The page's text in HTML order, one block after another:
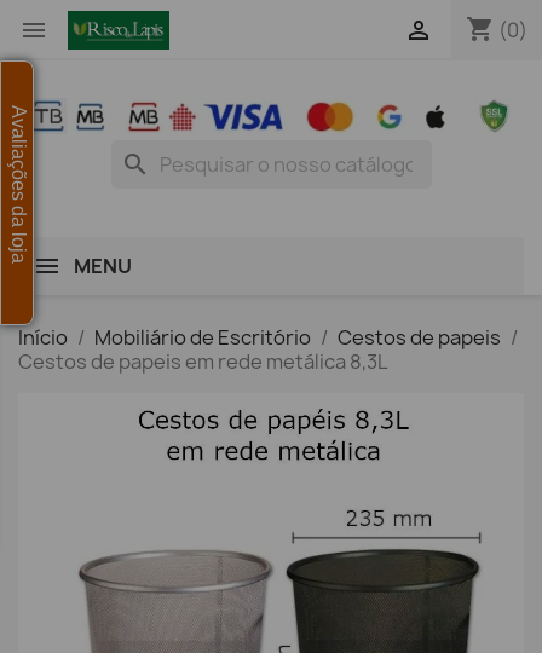
 shopping_cart (0)

search
MENU
Início Mobiliário de Escritório
Cestos de papeis
Cestos de papeis em rede metálica 8,3L
Avaliações da loja